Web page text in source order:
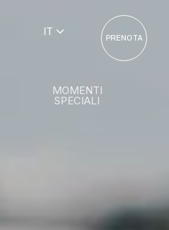
IT
PRENOTA
MOMENTI
SPECIALI